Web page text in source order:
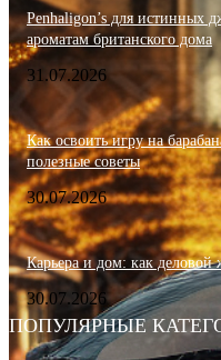
Penhaligon’s для истинных
ароматам британского дома
31.07.2026
Как освоить игру на
полезные советы
30.07.2026
Карьера и дом: как деловой
30.07.2026
ПОПУЛЯРНЫЕ